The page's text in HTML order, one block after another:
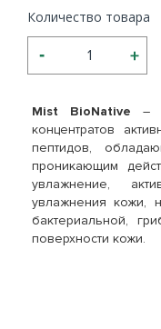
Mist BioNative –
концентратов
пептидов,
проникающим
увлажнение,
увлажнения кожи,
бактериальной,
поверхности кожи.
Количество товара